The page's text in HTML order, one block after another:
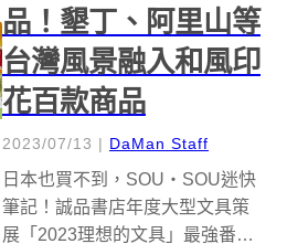
品！墾丁、阿里山等
台灣風景融入和風印
花百款商品
2023/07/13 | DaMan Staff
日本也買不到，SOU・SOU迷快
筆記！誠品書店年度大型文具策
展「2023理想的文具」最強番外